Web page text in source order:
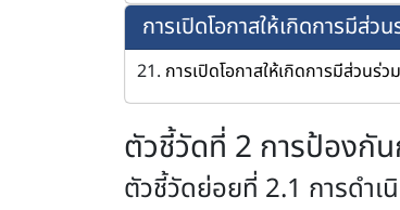
การเปิดโอกาสให้เกิดการมีส่ว
21. การเปิดโอกาสให้เกิดการมีส่วนร่วม
ตัวชี้วัดที่ 2 การป้องกั
ตัวชี้วัดย่อยที่ 2.1 การดำเ